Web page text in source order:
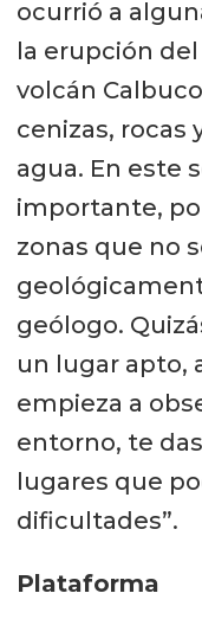
ocurrió a
la erupción
volcán
cenizas, rocas
agua. En este
importante,
zonas que no
geólogo.
un lugar apto,
empieza a
entorno, te
lugares que
dificultades”.
Plataforma